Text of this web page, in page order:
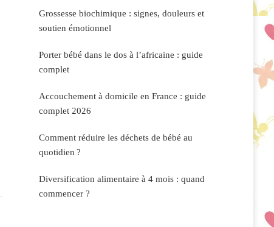
Grossesse biochimique : signes, douleurs et
soutien émotionnel
Porter bébé dans le dos à l’africaine : guide
complet
Accouchement à domicile en France : guide
complet 2026
Comment réduire les déchets de bébé au
quotidien ?
Diversification alimentaire à 4 mois : quand
commencer ?